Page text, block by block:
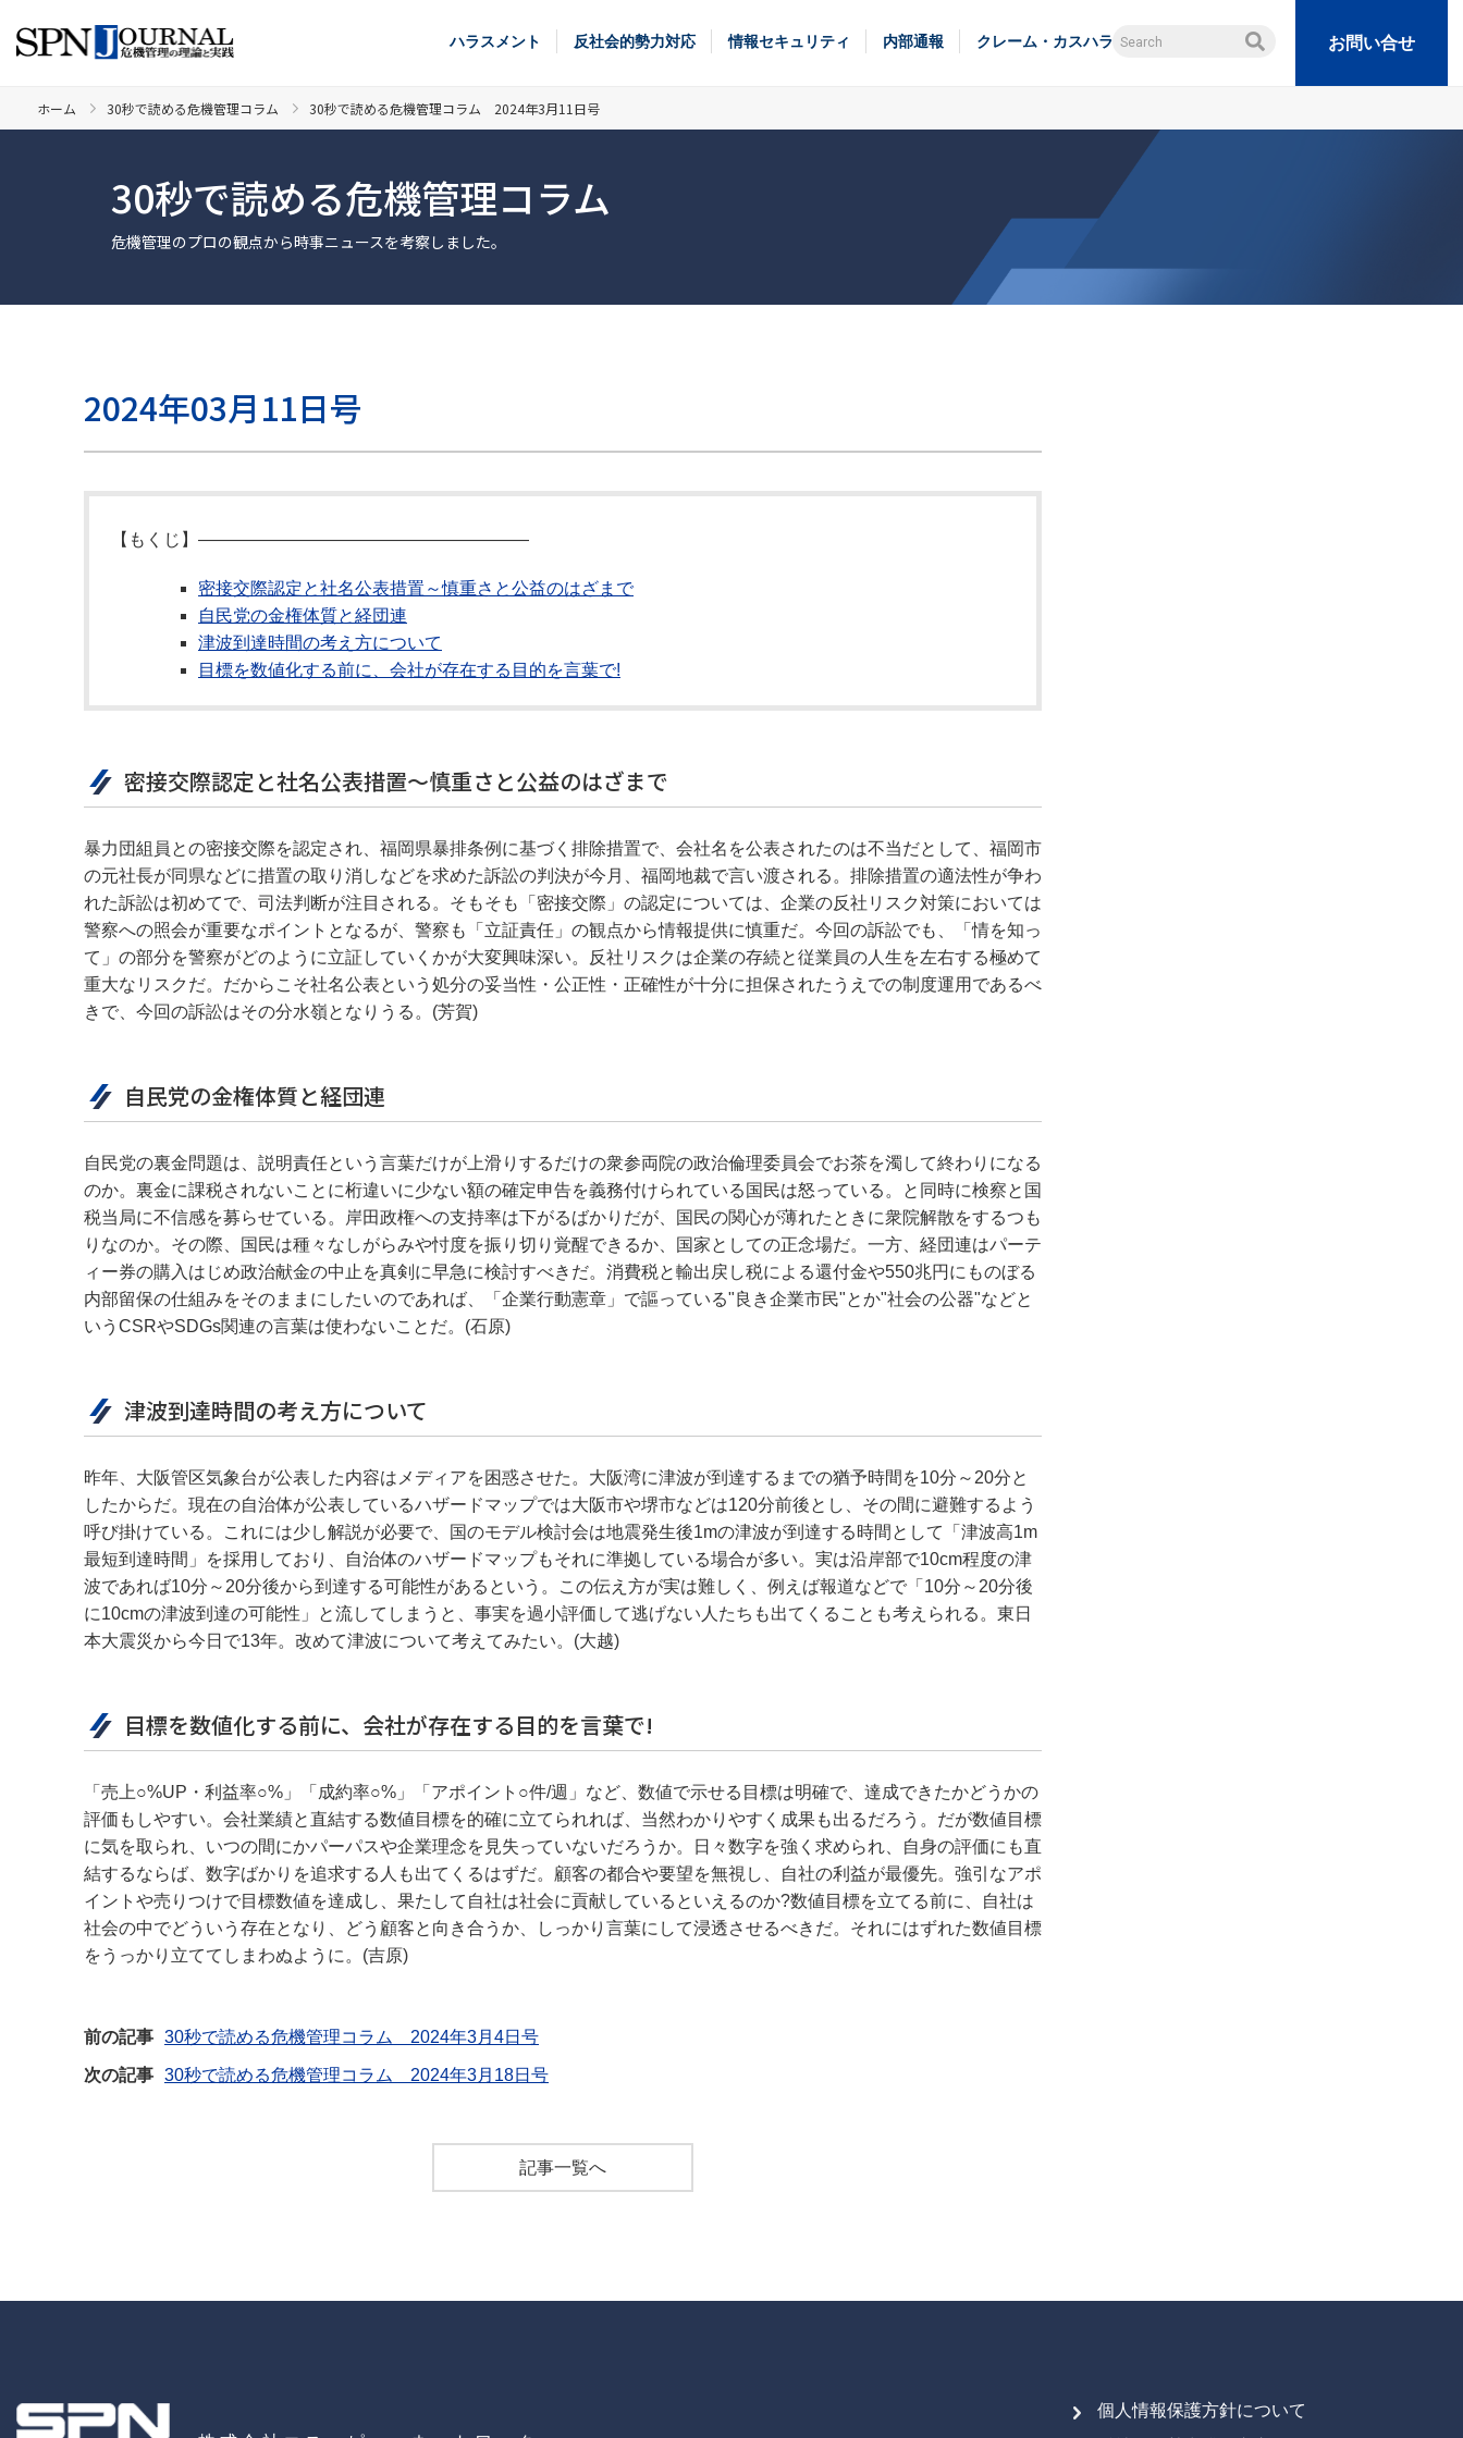
ハラスメント 反社会的勢力対応 情報セキュリティ 内部通報 クレーム・カスハラ お問い合せ
ホーム 30秒で読める危機管理コラム 30秒で読める危機管理コラム 2024年3月11日号
30秒で読める危機管理コラム
危機管理のプロの観点から時事ニュースを考察しました。
2024年03月11日号
【もくじ】―――――――――――――――――――
密接交際認定と社名公表措置～慎重さと公益のはざまで
自民党の金権体質と経団連
津波到達時間の考え方について
目標を数値化する前に、会社が存在する目的を言葉で!
密接交際認定と社名公表措置～慎重さと公益のはざまで
暴力団組員との密接交際を認定され、福岡県暴排条例に基づく排除措置で、会社名を公表されたのは不当だとして、福岡市
の元社長が同県などに措置の取り消しなどを求めた訴訟の判決が今月、福岡地裁で言い渡される。排除措置の適法性が争わ
れた訴訟は初めてで、司法判断が注目される。そもそも「密接交際」の認定については、企業の反社リスク対策においては
警察への照会が重要なポイントとなるが、警察も「立証責任」の観点から情報提供に慎重だ。今回の訴訟でも、「情を知っ
て」の部分を警察がどのように立証していくかが大変興味深い。反社リスクは企業の存続と従業員の人生を左右する極めて
重大なリスクだ。だからこそ社名公表という処分の妥当性・公正性・正確性が十分に担保されたうえでの制度運用であるべ
きで、今回の訴訟はその分水嶺となりうる。(芳賀)
自民党の金権体質と経団連
自民党の裏金問題は、説明責任という言葉だけが上滑りするだけの衆参両院の政治倫理委員会でお茶を濁して終わりになる
のか。裏金に課税されないことに桁違いに少ない額の確定申告を義務付けられている国民は怒っている。と同時に検察と国
税当局に不信感を募らせている。岸田政権への支持率は下がるばかりだが、国民の関心が薄れたときに衆院解散をするつも
りなのか。その際、国民は種々なしがらみや忖度を振り切り覚醒できるか、国家としての正念場だ。一方、経団連はパーテ
ィー券の購入はじめ政治献金の中止を真剣に早急に検討すべきだ。消費税と輸出戻し税による還付金や550兆円にものぼる
内部留保の仕組みをそのままにしたいのであれば、「企業行動憲章」で謳っている"良き企業市民"とか"社会の公器"などと
いうCSRやSDGs関連の言葉は使わないことだ。(石原)
津波到達時間の考え方について
昨年、大阪管区気象台が公表した内容はメディアを困惑させた。大阪湾に津波が到達するまでの猶予時間を10分～20分と
したからだ。現在の自治体が公表しているハザードマップでは大阪市や堺市などは120分前後とし、その間に避難するよう
呼び掛けている。これには少し解説が必要で、国のモデル検討会は地震発生後1mの津波が到達する時間として「津波高1m
最短到達時間」を採用しており、自治体のハザードマップもそれに準拠している場合が多い。実は沿岸部で10cm程度の津
波であれば10分～20分後から到達する可能性があるという。この伝え方が実は難しく、例えば報道などで「10分～20分後
に10cmの津波到達の可能性」と流してしまうと、事実を過小評価して逃げない人たちも出てくることも考えられる。東日
本大震災から今日で13年。改めて津波について考えてみたい。(大越)
目標を数値化する前に、会社が存在する目的を言葉で!
「売上○%UP・利益率○%」「成約率○%」「アポイント○件/週」など、数値で示せる目標は明確で、達成できたかどうかの
評価もしやすい。会社業績と直結する数値目標を的確に立てられれば、当然わかりやすく成果も出るだろう。だが数値目標
に気を取られ、いつの間にかパーパスや企業理念を見失っていないだろうか。日々数字を強く求められ、自身の評価にも直
結するならば、数字ばかりを追求する人も出てくるはずだ。顧客の都合や要望を無視し、自社の利益が最優先。強引なアポ
イントや売りつけで目標数値を達成し、果たして自社は社会に貢献しているといえるのか?数値目標を立てる前に、自社は
社会の中でどういう存在となり、どう顧客と向き合うか、しっかり言葉にして浸透させるべきだ。それにはずれた数値目標
をうっかり立ててしまわぬように。(吉原)
前の記事 30秒で読める危機管理コラム 2024年3月4日号
次の記事 30秒で読める危機管理コラム 2024年3月18日号
記事一覧へ
個人情報保護方針について